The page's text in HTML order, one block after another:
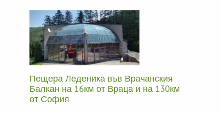
Пещера Леденика във Врачанския
Балкан на 16км от Враца и на 130км
от София